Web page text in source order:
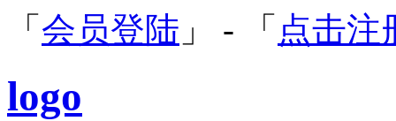
「 会员登陆 」 - 「 点击注
logo